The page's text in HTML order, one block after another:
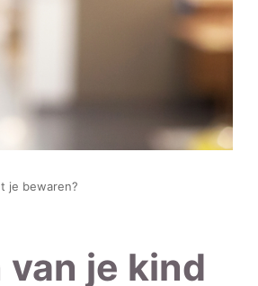
je bewaren?
je kind